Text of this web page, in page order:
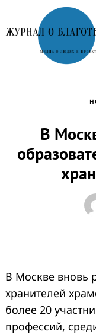
to
content
В
В Москве вновь
хранителей
более 20
профессий,